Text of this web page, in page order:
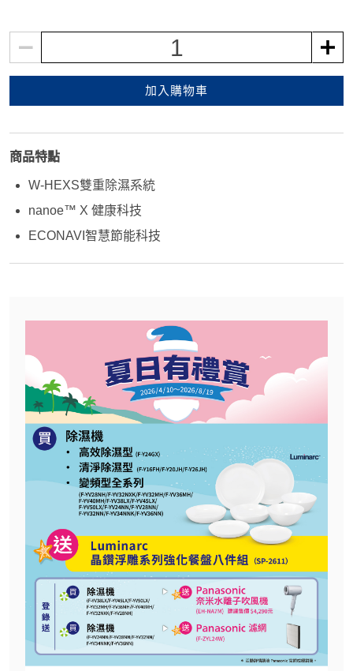
1
加入購物車
商品特點
W-HEXS雙重除濕系統
nanoe™ X 健康科技
ECONAVI智慧節能科技